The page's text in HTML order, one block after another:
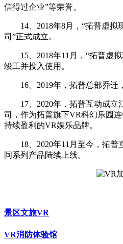
信得过企业”等荣誉。
14、2018年8月，“拓普虚拟
司”正式成立。
15、2018年11月，“拓普虚拟
竣工并投入使用。
16、2019年，拓普总部乔迁
17、2020年，拓普互动成立
司，作为拓普旗下VR科幻乐园
持续盈利的VR娱乐品牌。
18、2020年11月至今，拓普
间系列产品陆续上线。
景区文旅VR
VR消防体验馆